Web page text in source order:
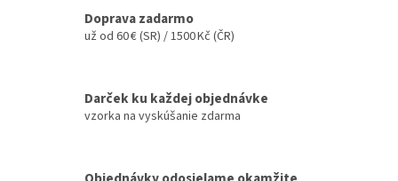
Doprava zadarmo
už od 60 € (SR) / 1500 Kč (ČR)
Darček ku každej objednávke
vzorka na vyskúšanie zdarma